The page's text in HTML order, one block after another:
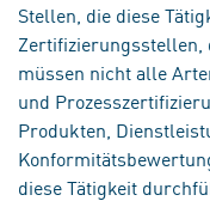
Stellen, die diese
Zertifizierungsstellen,
müssen nicht alle
und
Produkten,
diese Tätigkeit